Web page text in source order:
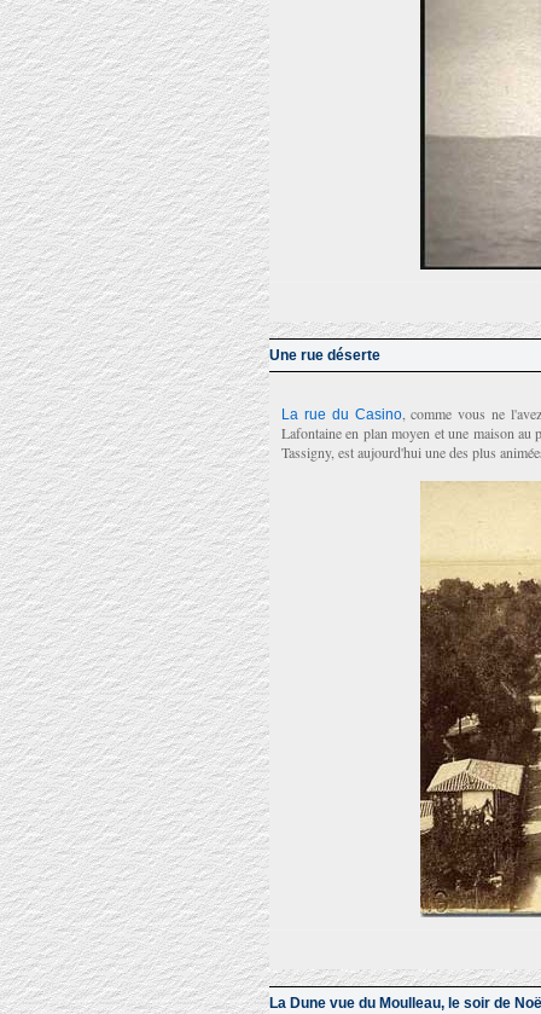
Une rue déserte
La rue du Casino, comme vous ne
Lafontaine en plan moyen et une maison
Tassigny, est aujourd'hui une des plus
La Dune vue du Moulleau, le soir de